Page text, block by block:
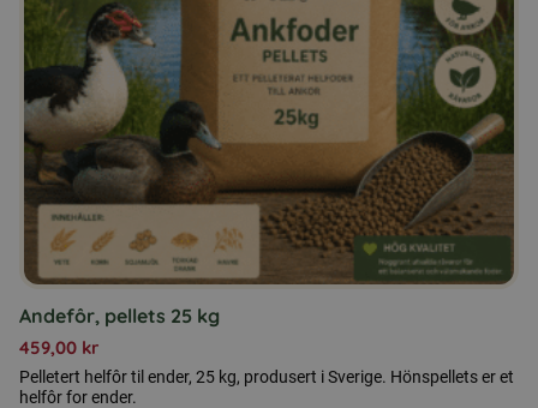
Andefôr, pellets 25 kg
459,00 kr
Pelletert helfôr til ender, 25 kg, produsert i Sverige. Hönspellets er et
helfôr for ender.